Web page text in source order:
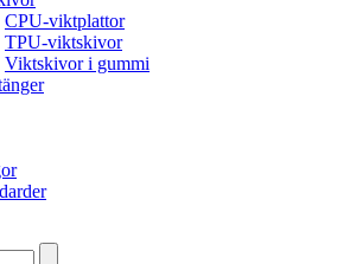
CPU-viktplattor
TPU-viktskivor
Viktskivor i gummi